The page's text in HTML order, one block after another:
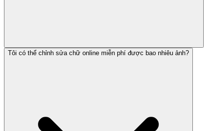
Tôi có thể chỉnh sửa chữ online miễn phí được bao nhiêu ảnh?